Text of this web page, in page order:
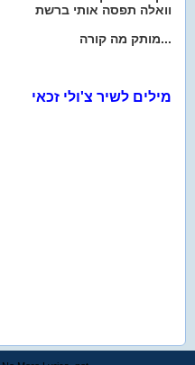
וואלה תפסה אותי ברשת
מותק מה קורה...
מילים לשיר צ'ולי זכאי